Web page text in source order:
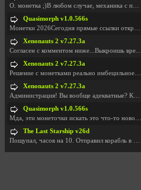
О. монетка ;)В любом случае, механика с поиском мо
Quasimorph v1.0.566s
Монетки 2026Сегодня прямые ссылки открываются посл
Xenonauts 2 v7.27.3a
Согласен с комментом ниже...Выкроишь время чтобы з
Xenonauts 2 v7.27.3a
Решение с монетками реально имбецильное. Как сдела
Xenonauts 2 v7.27.3a
Администрация! Вы вообще адекватные? Какие монетки
Quasimorph v1.0.566s
Мда, эти монеточки искать это что-то новое в сфере
The Last Starship v26d
Пощупал, часов на 10. Отправил корабль в другую Га